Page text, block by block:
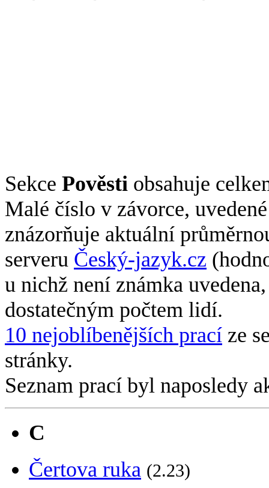
Sekce Pověsti obsahuje
Malé číslo v závorce,
znázorňuje aktuální
serveru Český-jazyk.cz
u nichž není známka
dostatečným počtem lidí.
10 nejoblíbenějších prací ze
stránky.
Seznam prací byl naposledy
C
Čertova ruka (2.23)